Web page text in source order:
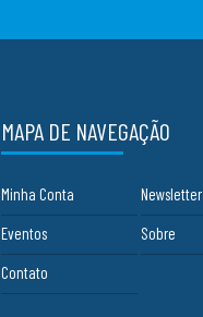
MAPA DE NAVEGAÇÃO
Minha Conta
Newsletter
Eventos
Sobre
Contato